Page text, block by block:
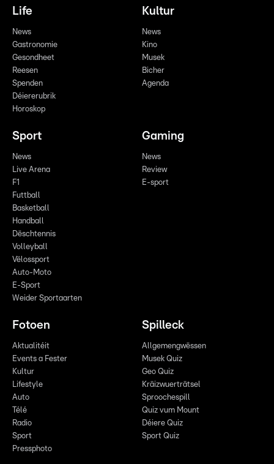
Life
News
Gastronomie
Gesondheet
Reesen
Spenden
Déiererubrik
Horoskop
Kultur
News
Kino
Musek
Bicher
Agenda
Sport
News
Live Arena
F1
Futtball
Basketball
Handball
Dëschtennis
Volleyball
Vëlossport
Auto-Moto
E-Sport
Weider Sportaarten
Gaming
News
Review
E-sport
Fotoen
Aktualitéit
Events a Fester
Kultur
Lifestyle
Auto
Télé
Radio
Sport
Pressphoto
Spilleck
Allgemengwëssen
Musek Quiz
Geo Quiz
Kräizwuerträtsel
Sproochespill
Quiz vum Mount
Déiere Quiz
Sport Quiz